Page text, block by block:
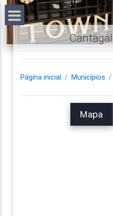
Página inicial Municípios
Mapa